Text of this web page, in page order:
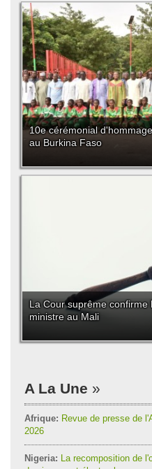
10e cérémonial
au Burkina Faso
La Cour suprême
ministre au Mali
A La Une
Afrique: Revue de presse de
2026
Nigeria: La recomposition de